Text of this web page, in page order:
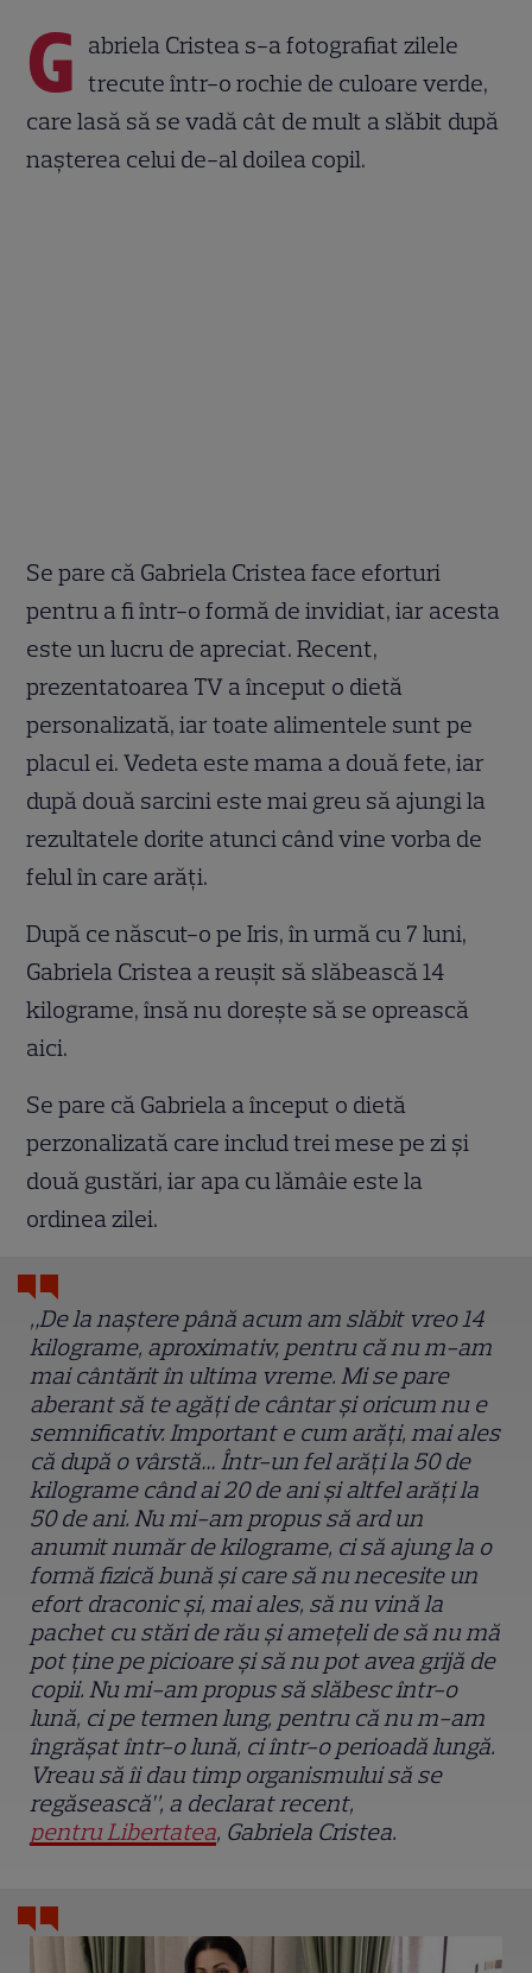
G abriela Cristea s-a fotografiat zilele
trecute într-o rochie de culoare verde,
care lasă să se vadă cât de mult a slăbit după
nașterea celui de-al doilea copil.
Se pare că Gabriela Cristea face eforturi
pentru a fi într-o formă de invidiat, iar acesta
este un lucru de apreciat. Recent,
prezentatoarea TV a început o dietă
personalizată, iar toate alimentele sunt pe
placul ei. Vedeta este mama a două fete, iar
după două sarcini este mai greu să ajungi la
rezultatele dorite atunci când vine vorba de
felul în care arăți.
După ce născut-o pe Iris, în urmă cu 7 luni,
Gabriela Cristea a reușit să slăbească 14
kilograme, însă nu dorește să se oprească
aici.
Se pare că Gabriela a început o dietă
perzonalizată care includ trei mese pe zi și
două gustări, iar apa cu lămâie este la
ordinea zilei.
„De la naștere până acum am slăbit vreo 14
kilograme, aproximativ, pentru că nu m-am
mai cântărit în ultima vreme. Mi se pare
aberant să te agăți de cântar și oricum nu e
semnificativ. Important e cum arăți, mai ales
că după o vârstă… Într-un fel arăți la 50 de
kilograme când ai 20 de ani și altfel arăți la
50 de ani. Nu mi-am propus să ard un
anumit număr de kilograme, ci să ajung la o
formă fizică bună și care să nu necesite un
efort draconic și, mai ales, să nu vină la
pachet cu stări de rău și amețeli de să nu mă
pot ține pe picioare și să nu pot avea grijă de
copii. Nu mi-am propus să slăbesc într-o
lună, ci pe termen lung, pentru că nu m-am
îngrășat într-o lună, ci într-o perioadă lungă.
Vreau să îi dau timp organismului să se
regăsească”, a declarat recent,
pentru Libertatea, Gabriela Cristea.